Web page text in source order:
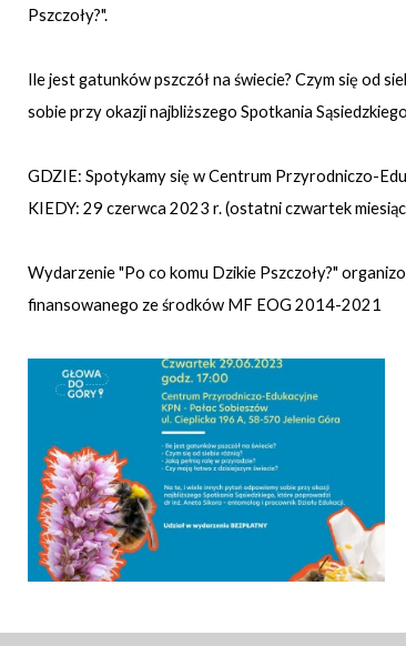
Pszczoły?".
Ile jest gatunków pszczół na świecie? Czym się od
sobie przy okazji najbliższego Spotkania
GDZIE: Spotykamy się w Centrum Przyrodniczo-
KIEDY: 29 czerwca 2023 r. (ostatni czwartek
Wydarzenie "Po co komu Dzikie Pszczoły?"
finansowanego ze środków MF EOG 2014-2021